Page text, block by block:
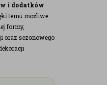
i dodatków
temu możliwe
formy,
oraz sezonowego